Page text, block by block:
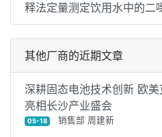
释法定量测定饮用水中的二
其他厂商的近期文章
深耕固态电池技术创新 欧
亮相长沙产业盛会
05-18 销售部 周建新